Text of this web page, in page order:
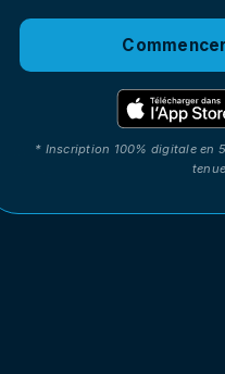
* Inscription 100% digitale en